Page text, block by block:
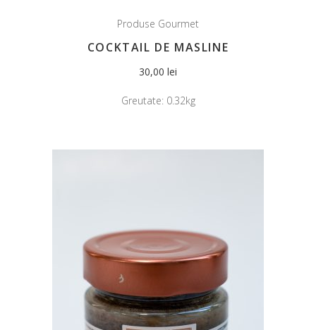
Produse Gourmet
COCKTAIL DE MASLINE
30,00 lei
Greutate: 0.32kg